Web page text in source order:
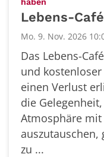
Lebens-
Mo. 9. Nov. 2026
Das Lebens-
und
einen Verlust
die
Atmosphäre
auszutauschen,
zu ...